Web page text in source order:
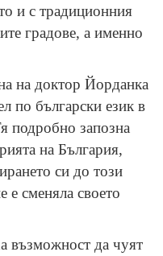
и с традиционния
градове, а именно
на доктор Йорданка
по български език в
подробно запозна
на България,
си до този
е сменяла своето
възможност да чуят